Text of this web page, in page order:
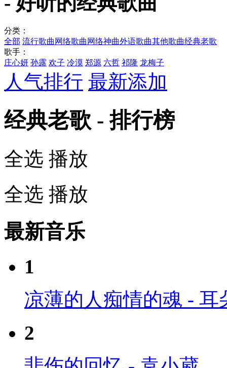
分类：
全部 流行歌曲 网络歌曲 网络神曲外语歌曲其他歌曲经典老歌
歌手：
庄心妍 孙露 欢子 冷漠 郑源 六哲 祁隆 龙梅子
人气排行 最新添加
经典老歌 - 排行榜
全选 播放
全选 播放
最新音乐
1
凉薄的人痴情的魂 - 耳
2